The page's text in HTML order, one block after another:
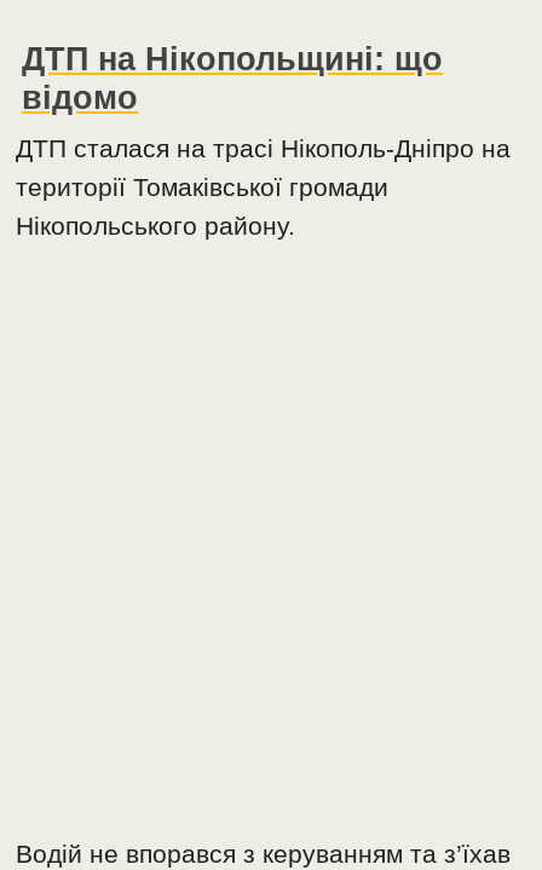
ДТП на Нікопольщині: що
відомо
ДТП сталася на трасі Нікополь-Дніпро на
території Томаківської громади
Нікопольського району.
Водій не впорався з керуванням та з’їхав